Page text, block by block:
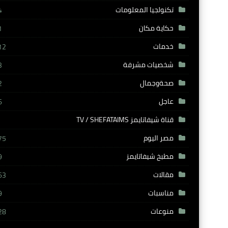
تكنولجيا المعلومات
حكاية مكان
خدمات
شخصيات مشرفة
صحةوجمال
عاجل
قناة شيفاتايمز TV / SHEFATAIMS
مصر اليوم
مطبخ شيفاتايمز
مقالات
مناسبات
منوعات